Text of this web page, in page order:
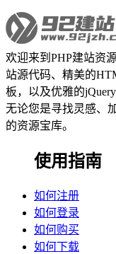
欢迎来到PHP建站资
站源代码、精美的
板，以及优雅的
无论您是寻找灵感、
的资源宝库。
使用指南
如何注册
如何登录
如何购买
如何下载